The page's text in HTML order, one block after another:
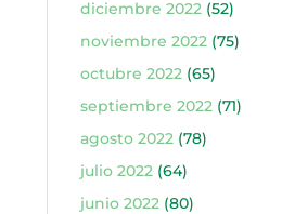
diciembre 2022(52)
noviembre 2022(75)
octubre 2022(65)
septiembre 2022(71)
agosto 2022(78)
julio 2022(64)
junio 2022(80)